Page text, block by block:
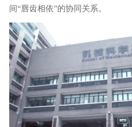
间“唇齿相依”的协同关系。